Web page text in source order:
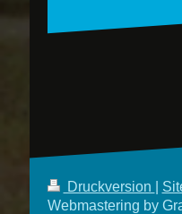
Druckversion
Webmastering by